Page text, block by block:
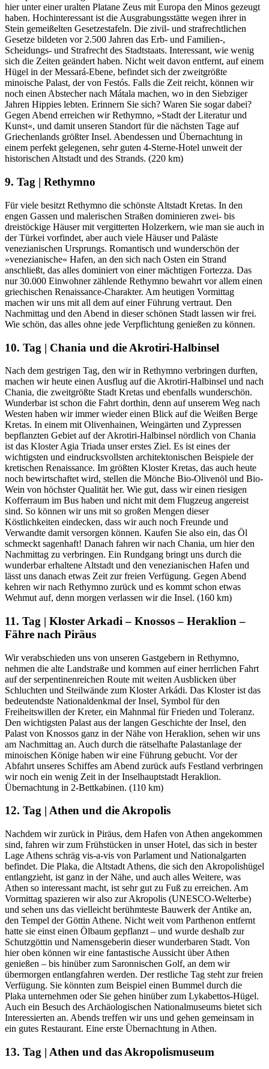
hier unter einer uralten Platane Zeus mit Europa den Minos gezeugt
haben. Hochinteressant ist die Ausgrabungsstätte wegen ihrer in
Stein gemeißelten Gesetzestafeln. Die zivil- und strafrechtlichen
Gesetze bildeten vor 2.500 Jahren das Erb- und Familien-,
Scheidungs- und Strafrecht des Stadtstaats. Interessant, wie wenig
sich die Zeiten geändert haben. Nicht weit davon entfernt, auf einem
Hügel in der Messará-Ebene, befindet sich der zweitgrößte
minoische Palast, der von Festós. Falls die Zeit reicht, können wir
noch einen Abstecher nach Mátala machen, wo in den Siebziger
Jahren Hippies lebten. Erinnern Sie sich? Waren Sie sogar dabei?
Gegen Abend erreichen wir Rethymno, »Stadt der Literatur und
Kunst«, und damit unseren Standort für die nächsten Tage auf
Griechenlands größter Insel. Abendessen und Übernachtung in
einem perfekt gelegenen, sehr guten 4-Sterne-Hotel unweit der
historischen Altstadt und des Strands. (220 km)
9. Tag | Rethymno
Für viele besitzt Rethymno die schönste Altstadt Kretas. In den
engen Gassen und malerischen Straßen dominieren zwei- bis
dreistöckige Häuser mit vergitterten Holzerkern, wie man sie auch in
der Türkei vorfindet, aber auch viele Häuser und Paläste
venezianischen Ursprungs. Romantisch und wunderschön der
»venezianische« Hafen, an den sich nach Osten ein Strand
anschließt, das alles dominiert von einer mächtigen Fortezza. Das
nur 30.000 Einwohner zählende Rethymno bewahrt vor allem einen
griechischen Renaissance-Charakter. Am heutigen Vormittag
machen wir uns mit all dem auf einer Führung vertraut. Den
Nachmittag und den Abend in dieser schönen Stadt lassen wir frei.
Wie schön, das alles ohne jede Verpflichtung genießen zu können.
10. Tag | Chania und die Akrotiri-Halbinsel
Nach dem gestrigen Tag, den wir in Rethymno verbringen durften,
machen wir heute einen Ausflug auf die Akrotiri-Halbinsel und nach
Chania, die zweitgrößte Stadt Kretas und ebenfalls wunderschön.
Wunderbar ist schon die Fahrt dorthin, denn auf unserem Weg nach
Westen haben wir immer wieder einen Blick auf die Weißen Berge
Kretas. In einem mit Olivenhainen, Weingärten und Zypressen
bepflanzten Gebiet auf der Akrotiri-Halbinsel nördlich von Chania
ist das Kloster Agia Triada unser erstes Ziel. Es ist eines der
wichtigsten und eindrucksvollsten architektonischen Beispiele der
kretischen Renaissance. Im größten Kloster Kretas, das auch heute
noch bewirtschaftet wird, stellen die Mönche Bio-Olivenöl und Bio-
Wein von höchster Qualität her. Wie gut, dass wir einen riesigen
Kofferraum im Bus haben und nicht mit dem Flugzeug angereist
sind. So können wir uns mit so großen Mengen dieser
Köstlichkeiten eindecken, dass wir auch noch Freunde und
Verwandte damit versorgen können. Kaufen Sie also ein, das Öl
schmeckt sagenhaft! Danach fahren wir nach Chania, um hier den
Nachmittag zu verbringen. Ein Rundgang bringt uns durch die
wunderbar erhaltene Altstadt und den venezianischen Hafen und
lässt uns danach etwas Zeit zur freien Verfügung. Gegen Abend
kehren wir nach Rethymno zurück und es kommt schon etwas
Wehmut auf, denn morgen verlassen wir die Insel. (160 km)
11. Tag | Kloster Arkadi – Knossos – Heraklion –
Fähre nach Piräus
Wir verabschieden uns von unseren Gastgebern in Rethymno,
nehmen die alte Landstraße und kommen auf einer herrlichen Fahrt
auf der serpentinenreichen Route mit weiten Ausblicken über
Schluchten und Steilwände zum Kloster Arkádi. Das Kloster ist das
bedeutendste Nationaldenkmal der Insel, Symbol für den
Freiheitswillen der Kreter, ein Mahnmal für Frieden und Toleranz.
Den wichtigsten Palast aus der langen Geschichte der Insel, den
Palast von Knossos ganz in der Nähe von Heraklion, sehen wir uns
am Nachmittag an. Auch durch die rätselhafte Palastanlage der
minoischen Könige haben wir eine Führung gebucht. Vor der
Abfahrt unseres Schiffes am Abend zurück aufs Festland verbringen
wir noch ein wenig Zeit in der Inselhauptstadt Heraklion.
Übernachtung in 2-Bettkabinen. (110 km)
12. Tag | Athen und die Akropolis
Nachdem wir zurück in Piräus, dem Hafen von Athen angekommen
sind, fahren wir zum Frühstücken in unser Hotel, das sich in bester
Lage Athens schräg vis-a-vis von Parlament und Nationalgarten
befindet. Die Plaka, die Altstadt Athens, die sich den Akropolishügel
entlangzieht, ist ganz in der Nähe, und auch alles Weitere, was
Athen so interessant macht, ist sehr gut zu Fuß zu erreichen. Am
Vormittag spazieren wir also zur Akropolis (UNESCO-Welterbe)
und sehen uns das vielleicht berühmteste Bauwerk der Antike an,
den Tempel der Göttin Athene. Nicht weit vom Parthenon entfernt
hatte sie einst einen Ölbaum gepflanzt – und wurde deshalb zur
Schutzgöttin und Namensgeberin dieser wunderbaren Stadt. Von
hier oben können wir eine fantastische Aussicht über Athen
genießen – bis hinüber zum Saronnischen Golf, an dem wir
übermorgen entlangfahren werden. Der restliche Tag steht zur freien
Verfügung. Sie könnten zum Beispiel einen Bummel durch die
Plaka unternehmen oder Sie gehen hinüber zum Lykabettos-Hügel.
Auch ein Besuch des Archäologischen Nationalmuseums bietet sich
Interessierten an. Abends treffen wir uns und gehen gemeinsam in
ein gutes Restaurant. Eine erste Übernachtung in Athen.
13. Tag | Athen und das Akropolismuseum